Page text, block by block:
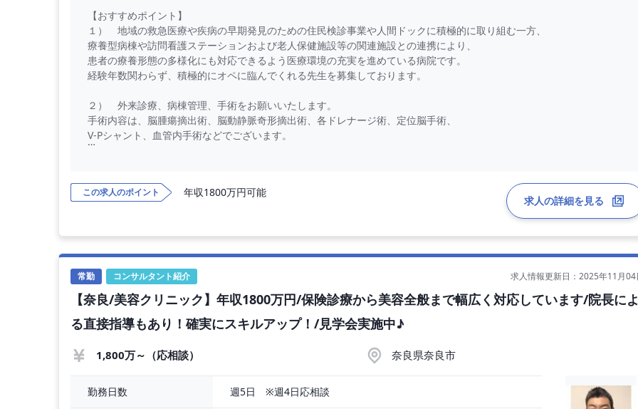
【おすすめポイント】
１） 地域の救急医療や疾病の早期発見のための住民検診事業や人間ドックに積極的に取り組む一方、
療養型病棟や訪問看護ステーションおよび老人保健施設等の関連施設との連携により、
患者の療養形態の多様化にも対応できるよう医療環境の充実を進めている病院です。
経験年数関わらず、積極的にオペに臨んでくれる先生を募集しております。
２） 外来診療、病棟管理、手術をお願いいたします。
手術内容は、脳腫瘍摘出術、脳動静脈奇形摘出術、各ドレナージ術、定位脳手術、
V-Pシャント、血管内手術などでございます。
バスが運行しており、ご通勤便利でございます。
◇ 手術内容 ： 脳腫瘍摘出術、脳動静脈奇形摘出術、各ドレナージ術、
定位脳手術、V-Pシャント、血管内手術
この求人のポイント 年収1800万円可能
求人の詳細を見る
常勤 コンサルタント紹介 求人情報更新日：2025年11月04
【奈良/美容クリニック】年収1800万円/保険診療から美容全般まで幅広く対応しています/院長に
る直接指導もあり！確実にスキルアップ！/見学会実施中♪
1,800万～（応相談） 奈良県奈良市
勤務日数 週5日　※週4日応相談